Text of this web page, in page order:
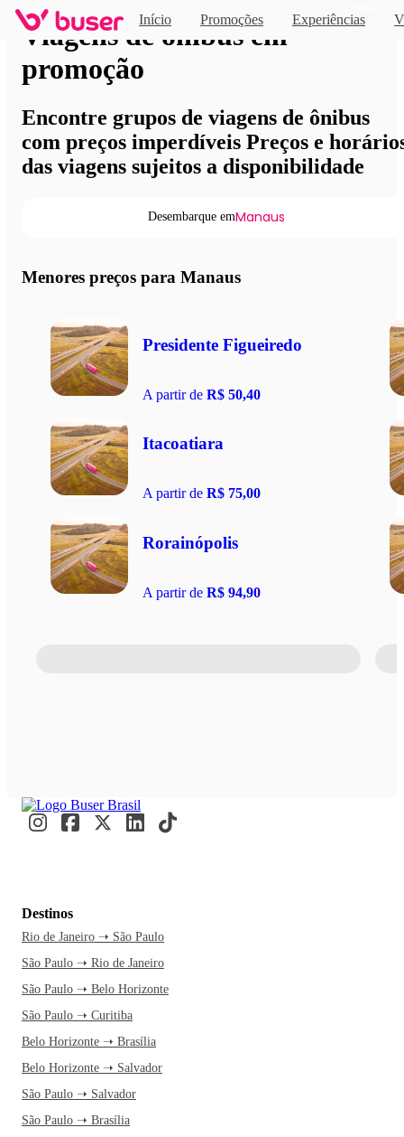
Início Promoções Experiências
Viagens de ônibus em
promoção
Encontre grupos de viagens de ônibus
com preços imperdíveis Preços e
das viagens sujeitos a disponibilidade
Desembarque emManaus
Menores preços para Manaus
Presidente Figueiredo
A partir de R$ 50,40
Itacoatiara
A partir de R$ 75,00
Rorainópolis
A partir de R$ 94,90
Destinos
Rio de Janeiro ➝ São Paulo
São Paulo ➝ Rio de Janeiro
São Paulo ➝ Belo Horizonte
São Paulo ➝ Curitiba
Belo Horizonte ➝ Brasília
Belo Horizonte ➝ Salvador
São Paulo ➝ Salvador
São Paulo ➝ Brasília